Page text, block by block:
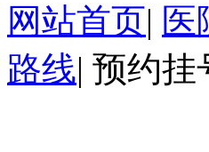
网站首页| 医
路线| 预约挂